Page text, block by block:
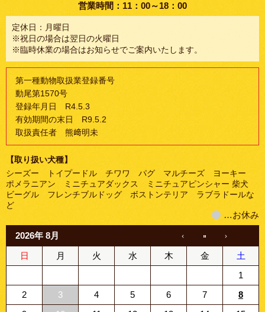
営業時間：11：00～18：00
定休日：月曜日
※祝日の場合は翌日の火曜日
※臨時休業の場合はお知らせでご案内いたします。
第一種動物取扱業登録番号
動尾第1570号
登録年月日 R4.5.3
有効期間の末日 R9.5.2
取扱責任者 熊﨑明未
【取り扱い犬種】
シーズー トイプードル チワワ パグ マルチーズ ヨーキー
ポメラニアン ミニチュアダックス ミニチュアピンシャー 柴犬
ビーグル フレンチブルドッグ ボストンテリア ラブラドールな
ど
…お休み
2026年 8月
日
月 火 水 木 金
土
1
2
3 4 5 6 7
8